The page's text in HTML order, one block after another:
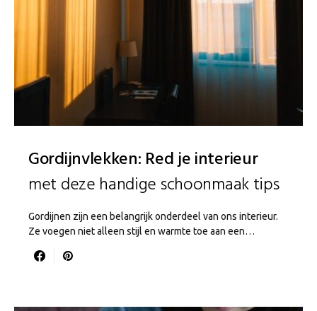
Gordijnvlekken: Red je interieur
met deze handige schoonmaak tips
Gordijnen zijn een belangrijk onderdeel van ons interieur.
Ze voegen niet alleen stijl en warmte toe aan een…